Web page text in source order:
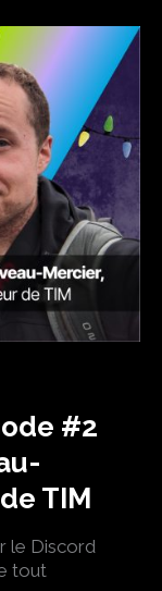
#2
TIM
le Discord
tout